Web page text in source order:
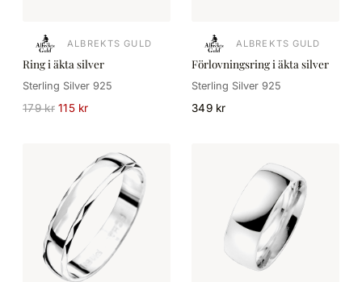
ALBREKTS GULD
Ring i äkta silver
Sterling Silver 925
179 kr 115 kr
ALBREKTS GULD
Förlovningsring i äkta silver
Sterling Silver 925
349 kr